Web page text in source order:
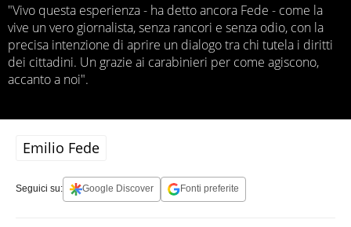
"Vivo questa esperienza - ha detto ancora Fede - come la
vive un vero giornalista, senza rancori e senza odio, con la
precisa intenzione di aprire un dialogo tra chi tutela i diritti
dei cittadini. Un grazie ai carabinieri per come agiscono,
accanto a noi".
Emilio Fede
Seguici su: Google Discover Fonti preferite